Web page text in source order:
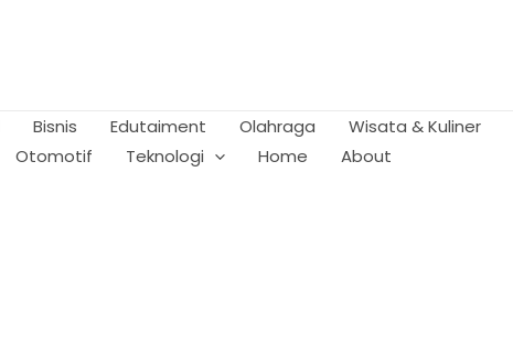
Bisnis Edutaiment Olahraga Wisata & Kuliner
Otomotif Teknologi Home About